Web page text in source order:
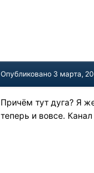
Опубликовано 3 марта,
Причём тут дуга? Я
теперь и вовсе.